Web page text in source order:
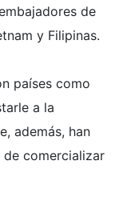
de
y Filipinas.
países como
a la
además, han
comercializar